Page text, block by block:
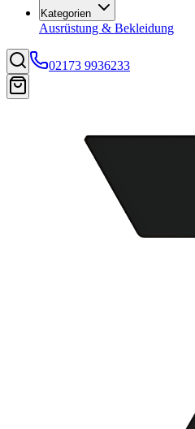
Kategorien
Ausrüstung & Bekleidung
02173 9936233